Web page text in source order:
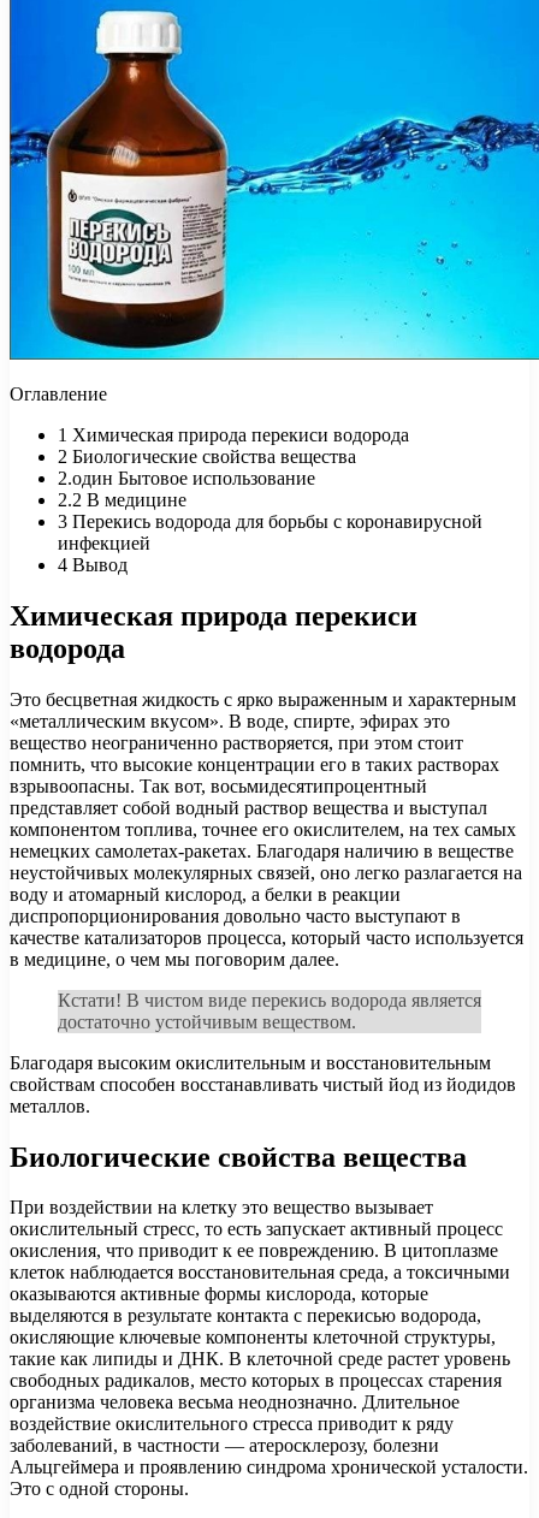
Оглавление
1 Химическая природа перекиси водорода
2 Биологические свойства вещества
2.один Бытовое использование
2.2 В медицине
3 Перекись водорода для борьбы с коронавирусной
инфекцией
4 Вывод
Химическая природа перекиси
водорода
Это бесцветная жидкость с ярко выраженным и характерным
«металлическим вкусом». В воде, спирте, эфирах это
вещество неограниченно растворяется, при этом стоит
помнить, что высокие концентрации его в таких растворах
взрывоопасны. Так вот, восьмидесятипроцентный
представляет собой водный раствор вещества и выступал
компонентом топлива, точнее его окислителем, на тех самых
немецких самолетах-ракетах. Благодаря наличию в веществе
неустойчивых молекулярных связей, оно легко разлагается на
воду и атомарный кислород, а белки в реакции
диспропорционирования довольно часто выступают в
качестве катализаторов процесса, который часто используется
в медицине, о чем мы поговорим далее.
Кстати! В чистом виде перекись водорода является
достаточно устойчивым веществом.
Благодаря высоким окислительным и восстановительным
свойствам способен восстанавливать чистый йод из йодидов
металлов.
Биологические свойства вещества
При воздействии на клетку это вещество вызывает
окислительный стресс, то есть запускает активный процесс
окисления, что приводит к ее повреждению. В цитоплазме
клеток наблюдается восстановительная среда, а токсичными
оказываются активные формы кислорода, которые
выделяются в результате контакта с перекисью водорода,
окисляющие ключевые компоненты клеточной структуры,
такие как липиды и ДНК. В клеточной среде растет уровень
свободных радикалов, место которых в процессах старения
организма человека весьма неоднозначно. Длительное
воздействие окислительного стресса приводит к ряду
заболеваний, в частности — атеросклерозу, болезни
Альцгеймера и проявлению синдрома хронической усталости.
Это с одной стороны.